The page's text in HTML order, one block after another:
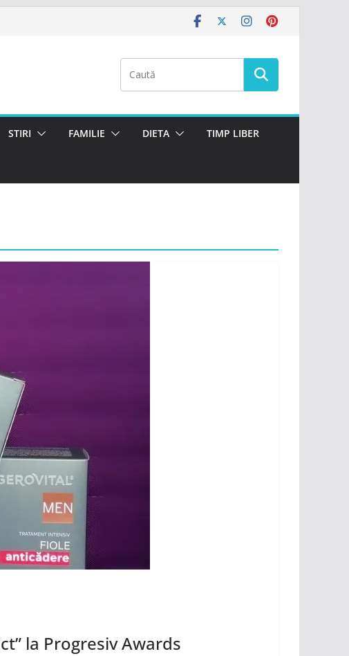
STIRI FAMILIE DIETA TIMP LIBER
la Progresiv Awards